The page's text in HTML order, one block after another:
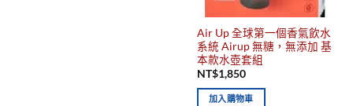
Air Up 全球第一個香氣飲水
系統 Airup 無糖，無添加 基
本款水壺套組
NT$1,850
加入購物車